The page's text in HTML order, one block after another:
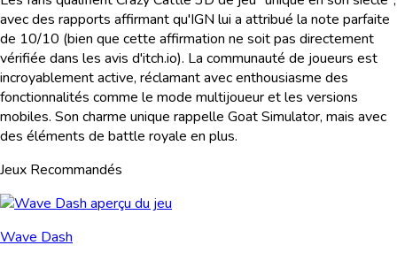
avec des rapports affirmant qu'IGN lui a attribué la note parfaite
de 10/10 (bien que cette affirmation ne soit pas directement
vérifiée dans les avis d'itch.io). La communauté de joueurs est
incroyablement active, réclamant avec enthousiasme des
fonctionnalités comme le mode multijoueur et les versions
mobiles. Son charme unique rappelle Goat Simulator, mais avec
des éléments de battle royale en plus.
Jeux Recommandés
Wave Dash